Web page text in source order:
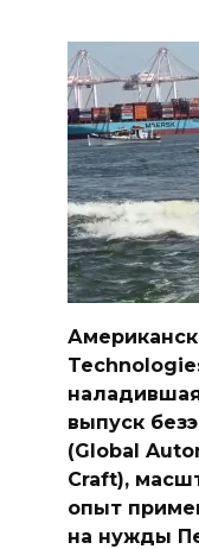
выпуск
(Global
Craft),
опыт
на нужды